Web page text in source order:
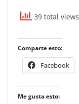
39 total views
Comparte esto:
Facebook
Me gusta esto: